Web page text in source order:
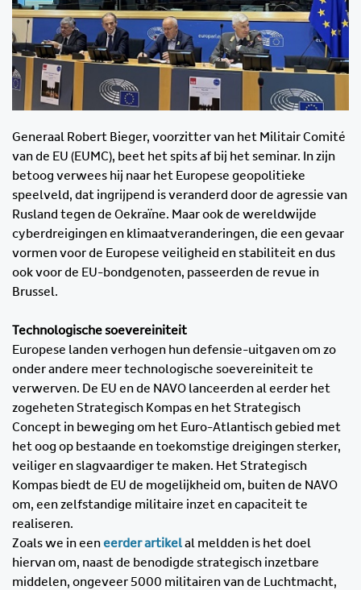
Generaal Robert Bieger, voorzitter van het Militair Comité
van de EU (EUMC), beet het spits af bij het seminar. In zijn
betoog verwees hij naar het Europese geopolitieke
speelveld, dat ingrijpend is veranderd door de agressie van
Rusland tegen de Oekraïne. Maar ook de wereldwijde
cyberdreigingen en klimaatveranderingen, die een gevaar
vormen voor de Europese veiligheid en stabiliteit en dus
ook voor de EU-bondgenoten, passeerden de revue in
Brussel.
Technologische soevereiniteit
Europese landen verhogen hun defensie-uitgaven om zo
onder andere meer technologische soevereiniteit te
verwerven. De EU en de NAVO lanceerden al eerder het
zogeheten Strategisch Kompas en het Strategisch
Concept in beweging om het Euro-Atlantisch gebied met
het oog op bestaande en toekomstige dreigingen sterker,
veiliger en slagvaardiger te maken. Het Strategisch
Kompas biedt de EU de mogelijkheid om, buiten de NAVO
om, een zelfstandige militaire inzet en capaciteit te
realiseren.
Zoals we in eeneerder artikelal meldden is het doel
hiervan om, naast de benodigde strategisch inzetbare
middelen, ongeveer 5000 militairen van de Luchtmacht,